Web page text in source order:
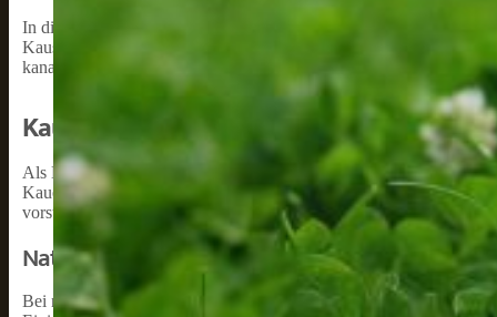
In diesem Artikel möchte ich verschiedene Kausnacks vorstellen
Kausnacks im Allgemeinen eingehen, wie sie zur Zahnhygiene
kanalisieren.
Kausnacks Für Welpen: Typen Und
Als Hundebesitzer möchte ich meinen Welpen verschiedene
Kauen auf den richtigen Gegenständen zu fördern. In diesem
vorstellen.
Natürliche Kausnacks
Bei natürlichen Kausnacks handelt es sich um Kausnacks, die